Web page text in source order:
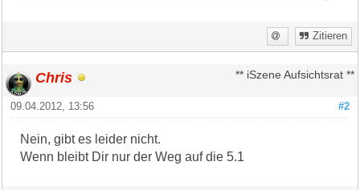
Zitieren
Chris ** iSzene Aufsichtsrat **
#2
09.04.2012, 13:56
Nein, gibt es leider nicht.
Wenn bleibt Dir nur der Weg auf die 5.1